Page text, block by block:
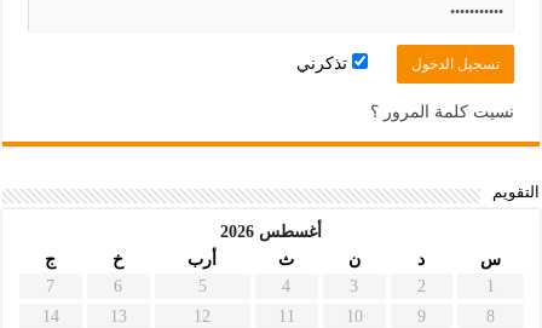
تذكرني
نسيت كلمة المرور ؟
التقويم
أغسطس 2026
س
د ن ث أرب خ
ج
1
2
3
4
5
6
7
8
9
10
11
12
13
14